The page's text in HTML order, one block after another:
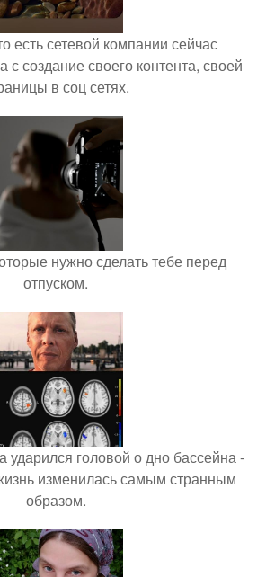
есть сетевой компании сейчас
с создание своего контента, своей
в соц сетях.
нужно сделать тебе перед
отпуском.
ударился головой о дно бассейна -
изменилась самым странным
образом.